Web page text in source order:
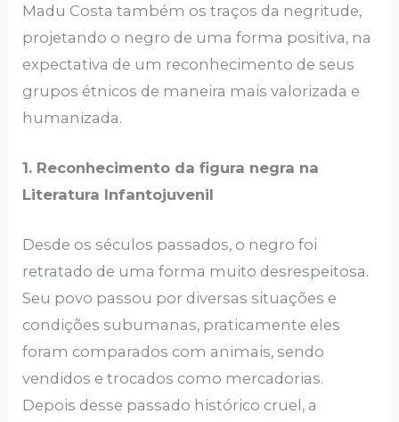
Madu Costa também os traços da negritude,
projetando o negro de uma forma positiva, na
expectativa de um reconhecimento de seus
grupos étnicos de maneira mais valorizada e
humanizada.
1. Reconhecimento da figura negra na
Literatura Infantojuvenil
Desde os séculos passados, o negro foi
retratado de uma forma muito desrespeitosa.
Seu povo passou por diversas situações e
condições subumanas, praticamente eles
foram comparados com animais, sendo
vendidos e trocados como mercadorias.
Depois desse passado histórico cruel, a